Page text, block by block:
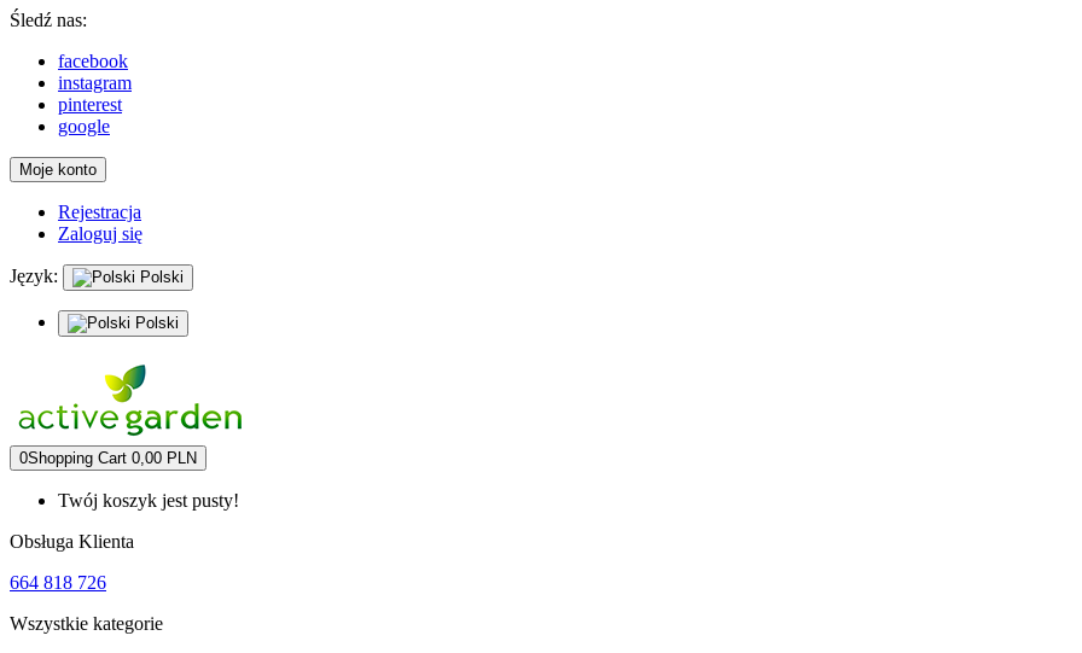
Śledź nas:
facebook
instagram
pinterest
google
Moje konto
Rejestracja
Zaloguj się
Język: Polski
Polski
0Shopping Cart 0,00 PLN
Twój koszyk jest pusty!
Obsługa Klienta
664 818 726
Wszystkie kategorie